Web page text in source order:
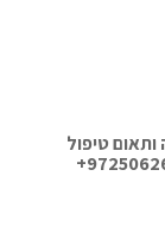
טיפול